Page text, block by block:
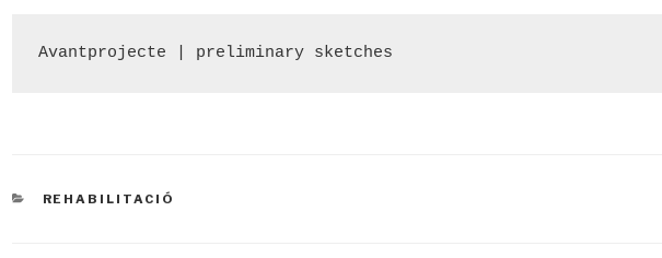
Avantprojecte | preliminary sketches
CATEGORIES
REHABILITACIÓ